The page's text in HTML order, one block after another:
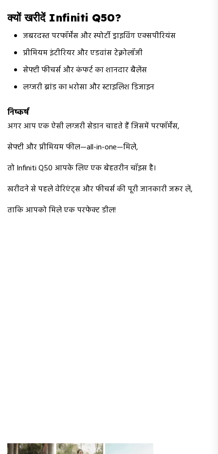
क्यों खरीदें Infiniti Q50?
जबरदस्त परफॉर्मेंस और स्पोर्टी ड्राइविंग एक्सपीरियंस
प्रीमियम इंटीरियर और एडवांस टेक्नोलॉजी
सेफ्टी फीचर्स और कंफर्ट का शानदार बैलेंस
लग्जरी ब्रांड का भरोसा और स्टाइलिश डिजाइन
निष्कर्ष
अगर आप एक ऐसी लग्जरी सेडान चाहते हैं जिसमें परफॉर्मेंस,
सेफ्टी और प्रीमियम फील—all-in-one—मिले,
तो Infiniti Q50 आपके लिए एक बेहतरीन चॉइस है।
खरीदने से पहले वेरिएंट्स और फीचर्स की पूरी जानकारी जरूर लें,
ताकि आपको मिले एक परफेक्ट डील!